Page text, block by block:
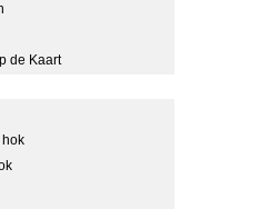
de Kaart
hok